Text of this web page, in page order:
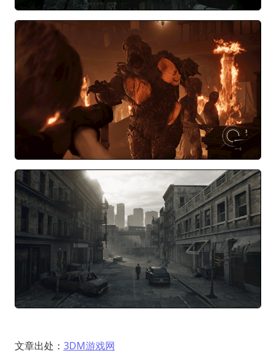
文章出处： 3DM游戏网